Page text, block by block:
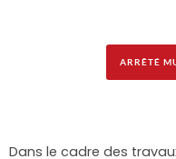
ARRÊTÉ
Dans le cadre des